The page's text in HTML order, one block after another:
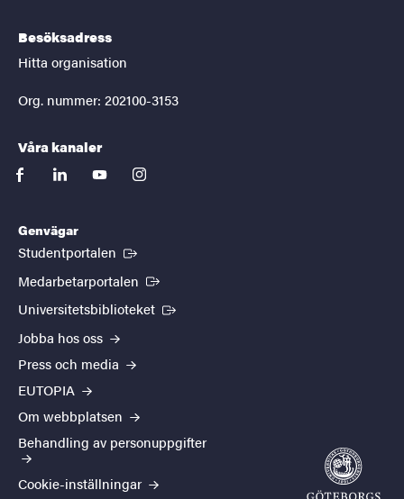
Besöksadress
Hitta organisation
Org. nummer: 202100-3153
Våra kanaler
facebooklinkedinyoutubeinstagram
Genvägar
Studentportalen (Extern länk)
Medarbetarportalen (Extern länk)
Universitetsbiblioteket (Extern länk)
Jobba hos oss
Press och media
EUTOPIA
Om webbplatsen
Behandling av personuppgifter
Cookie-inställningar